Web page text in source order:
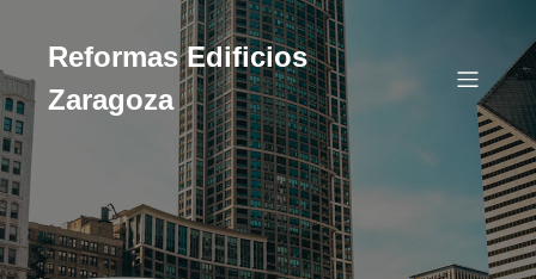
Reformas Edificios
Zaragoza